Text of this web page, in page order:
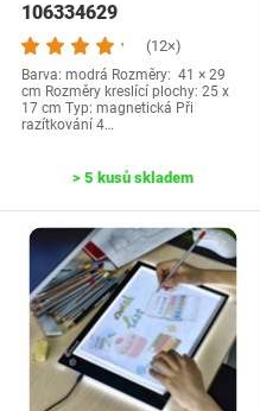
106334629
(12×)
Barva: modrá Rozměry: 41 × 29
cm Rozměry kreslící plochy: 25 x
17 cm Typ: magnetická Při
razítkování 4…
> 5 kusů skladem